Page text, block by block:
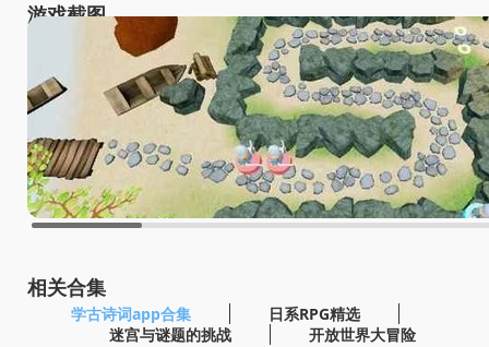
游戏截图
相关合集
学古诗词app合集
日系RPG精选
迷宫与谜题的挑战
开放世界大冒险